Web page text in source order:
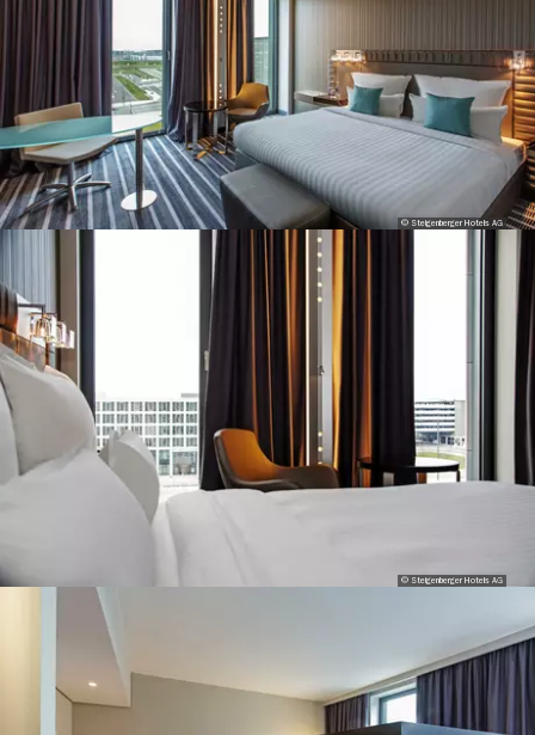
© Steigenberger Hotels AG
© Steigenberger Hotels AG